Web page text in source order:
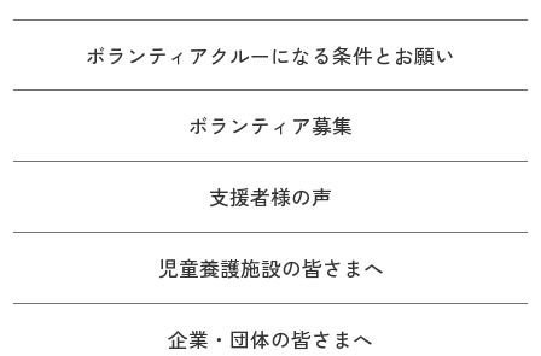
ボランティアクルーになる条件とお願い
ボランティア募集
支援者様の声
児童養護施設の皆さまへ
企業・団体の皆さまへ